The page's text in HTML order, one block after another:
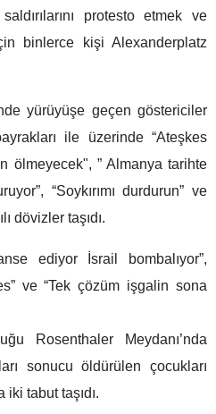
protesto etmek ve
binlerce kişi Alexanderplatz
yürüyüşe geçen göstericiler
ile üzerinde “Ateşkes
ölmeyecek", ” Almanya tarihte
“Soykırımı durdurun” ve
dövizler taşıdı.
ediyor İsrail bombalıyor”,
ve “Tek çözüm işgalin sona
Rosenthaler Meydanı’nda
sonucu öldürülen çocukları
iki tabut taşıdı.